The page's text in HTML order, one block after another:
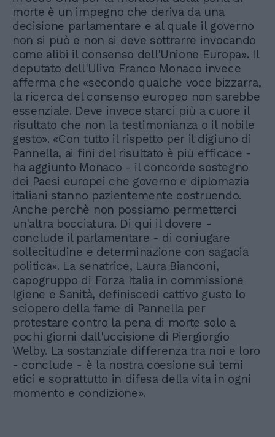
morte è un impegno che deriva da una
decisione parlamentare e al quale il governo
non si può e non si deve sottrarre invocando
come alibi il consenso dell'Unione Europa». Il
deputato dell'Ulivo Franco Monaco invece
afferma che «secondo qualche voce bizzarra,
la ricerca del consenso europeo non sarebbe
essenziale. Deve invece starci più a cuore il
risultato che non la testimonianza o il nobile
gesto». «Con tutto il rispetto per il digiuno di
Pannella, ai fini del risultato è più efficace -
ha aggiunto Monaco - il concorde sostegno
dei Paesi europei che governo e diplomazia
italiani stanno pazientemente costruendo.
Anche perchè non possiamo permetterci
un'altra bocciatura. Di qui il dovere -
conclude il parlamentare - di coniugare
sollecitudine e determinazione con sagacia
politica». La senatrice, Laura Bianconi,
capogruppo di Forza Italia in commissione
Igiene e Sanità, definiscedi cattivo gusto lo
sciopero della fame di Pannella per
protestare contro la pena di morte solo a
pochi giorni dall'uccisione di Piergiorgio
Welby. La sostanziale differenza tra noi e loro
- conclude - è la nostra coesione sui temi
etici e soprattutto in difesa della vita in ogni
momento e condizione».